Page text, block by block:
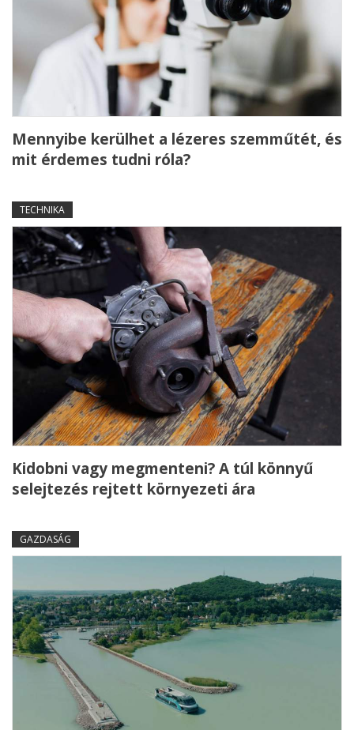
Mennyibe kerülhet a lézeres szemműtét, és
mit érdemes tudni róla?
TECHNIKA
Kidobni vagy megmenteni? A túl könnyű
selejtezés rejtett környezeti ára
GAZDASÁG